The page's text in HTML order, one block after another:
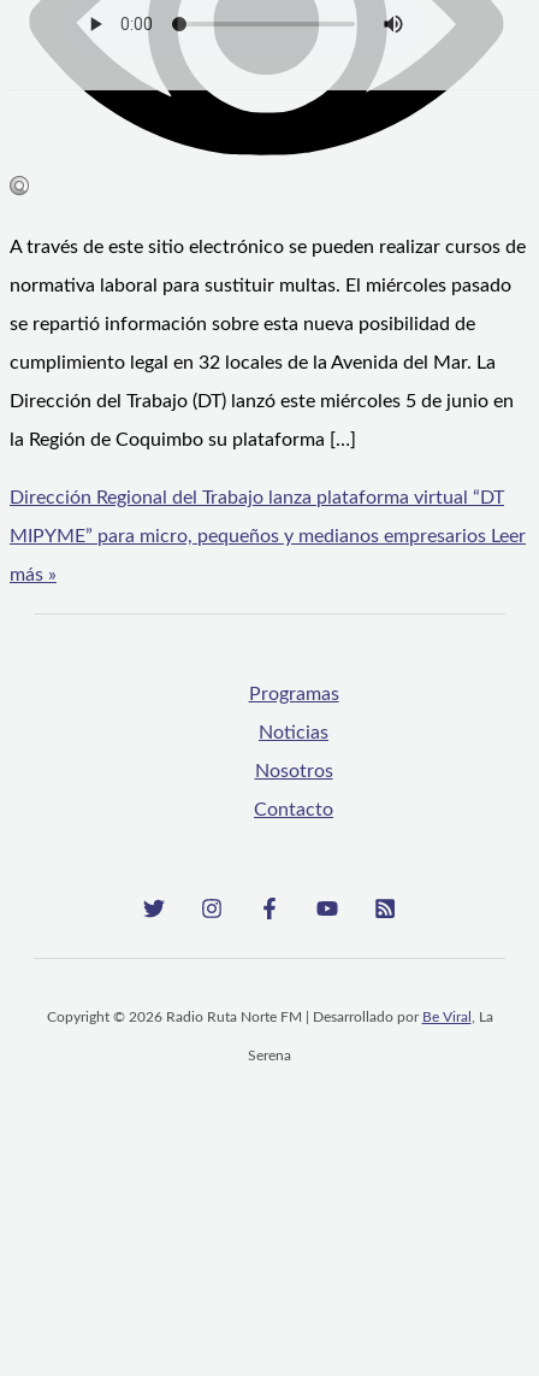
A través de este sitio electrónico se pueden realizar cursos de
normativa laboral para sustituir multas. El miércoles pasado
se repartió información sobre esta nueva posibilidad de
cumplimiento legal en 32 locales de la Avenida del Mar. La
Dirección del Trabajo (DT) lanzó este miércoles 5 de junio en
la Región de Coquimbo su plataforma […]
Dirección Regional del Trabajo lanza plataforma virtual “DT
MIPYME” para micro, pequeños y medianos empresarios Leer
más »
Programas
Noticias
Nosotros
Contacto
Copyright © 2026 Radio Ruta Norte FM | Desarrollado por Be Viral , La
Serena